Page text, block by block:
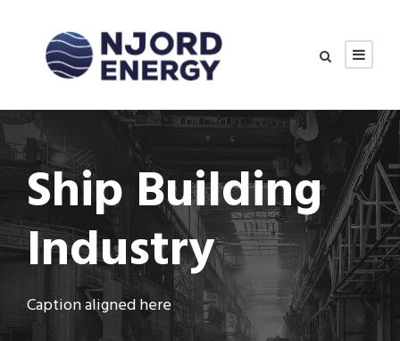
Ship Building
Industry
Caption aligned here